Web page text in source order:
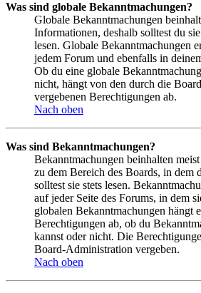
Was sind globale Bekanntmachungen?
Globale Bekanntmachungen
Informationen, deshalb solltest du
lesen. Globale Bekanntmachungen
jedem Forum und ebenfalls in
Ob du eine globale
nicht, hängt von den durch die
vergebenen Berechtigungen ab.
Nach oben
Was sind Bekanntmachungen?
Bekanntmachungen beinhalten
zu dem Bereich des Boards, in dem
solltest sie stets lesen.
auf jeder Seite des Forums, in dem
globalen Bekanntmachungen hängt
Berechtigungen ab, ob du
kannst oder nicht. Die
Board-Administration vergeben.
Nach oben